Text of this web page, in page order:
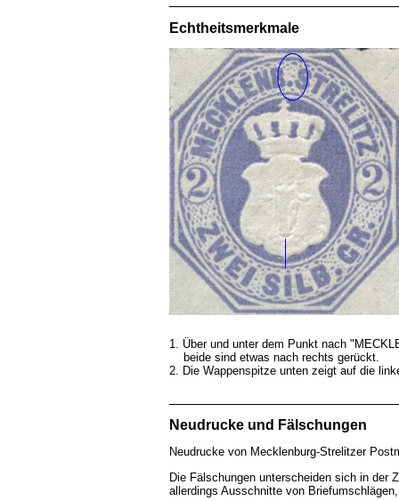
Echtheitsmerkmale
1. Über und unter dem Punkt nach
beide sind etwas nach rechts gerückt.
2. Die Wappenspitze unten zeigt auf die
Neudrucke und Fälschungen
Neudrucke von Mecklenburg-Strelitzer
Die Fälschungen unterscheiden sich in der
allerdings Ausschnitte von